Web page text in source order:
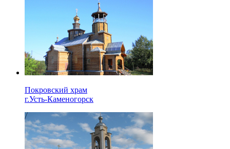
Покровский храм
г.Усть-Каменогорск